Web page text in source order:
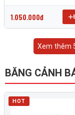
1.050.000đ
Xem thêm
BĂNG CẢNH
HOT